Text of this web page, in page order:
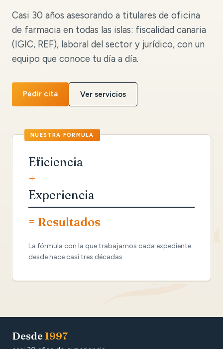
Casi 30 años asesorando a titulares de oficina
de farmacia en todas las islas: fiscalidad canaria
(IGIC, REF), laboral del sector y jurídico, con un
equipo que conoce tu día a día.
Pedir cita Ver servicios
Eficiencia
+
Experiencia
= Resultados
La fórmula con la que trabajamos cada expediente
desde hace casi tres décadas.
Desde 1997